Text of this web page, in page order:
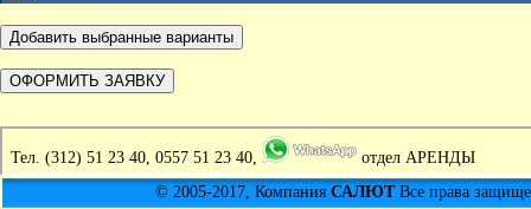
Тел. (312) 51 23 40, 0557 51 23 40,
отдел АРЕНДЫ
© 2005-2017, Компания САЛЮТВсе права